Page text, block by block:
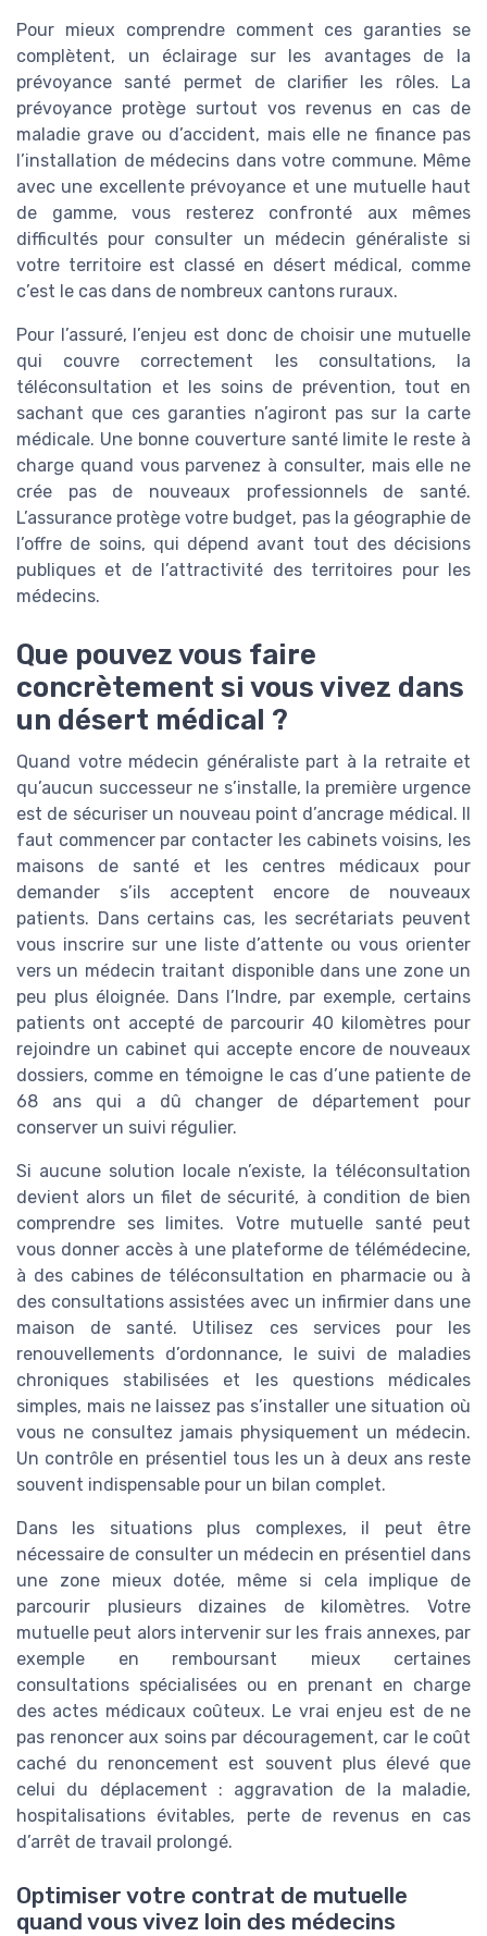
Pour mieux comprendre comment ces garanties se
complètent, un éclairage sur les avantages de la
prévoyance santé permet de clarifier les rôles. La
prévoyance protège surtout vos revenus en cas de
maladie grave ou d’accident, mais elle ne finance pas
l’installation de médecins dans votre commune. Même
avec une excellente prévoyance et une mutuelle haut
de gamme, vous resterez confronté aux mêmes
difficultés pour consulter un médecin généraliste si
votre territoire est classé en désert médical, comme
c’est le cas dans de nombreux cantons ruraux.
Pour l’assuré, l’enjeu est donc de choisir une mutuelle
qui couvre correctement les consultations, la
téléconsultation et les soins de prévention, tout en
sachant que ces garanties n’agiront pas sur la carte
médicale. Une bonne couverture santé limite le reste à
charge quand vous parvenez à consulter, mais elle ne
crée pas de nouveaux professionnels de santé.
L’assurance protège votre budget, pas la géographie de
l’offre de soins, qui dépend avant tout des décisions
publiques et de l’attractivité des territoires pour les
médecins.
Que pouvez vous faire
concrètement si vous vivez dans
un désert médical ?
Quand votre médecin généraliste part à la retraite et
qu’aucun successeur ne s’installe, la première urgence
est de sécuriser un nouveau point d’ancrage médical. Il
faut commencer par contacter les cabinets voisins, les
maisons de santé et les centres médicaux pour
demander s’ils acceptent encore de nouveaux
patients. Dans certains cas, les secrétariats peuvent
vous inscrire sur une liste d’attente ou vous orienter
vers un médecin traitant disponible dans une zone un
peu plus éloignée. Dans l’Indre, par exemple, certains
patients ont accepté de parcourir 40 kilomètres pour
rejoindre un cabinet qui accepte encore de nouveaux
dossiers, comme en témoigne le cas d’une patiente de
68 ans qui a dû changer de département pour
conserver un suivi régulier.
Si aucune solution locale n’existe, la téléconsultation
devient alors un filet de sécurité, à condition de bien
comprendre ses limites. Votre mutuelle santé peut
vous donner accès à une plateforme de télémédecine,
à des cabines de téléconsultation en pharmacie ou à
des consultations assistées avec un infirmier dans une
maison de santé. Utilisez ces services pour les
renouvellements d’ordonnance, le suivi de maladies
chroniques stabilisées et les questions médicales
simples, mais ne laissez pas s’installer une situation où
vous ne consultez jamais physiquement un médecin.
Un contrôle en présentiel tous les un à deux ans reste
souvent indispensable pour un bilan complet.
Dans les situations plus complexes, il peut être
nécessaire de consulter un médecin en présentiel dans
une zone mieux dotée, même si cela implique de
parcourir plusieurs dizaines de kilomètres. Votre
mutuelle peut alors intervenir sur les frais annexes, par
exemple en remboursant mieux certaines
consultations spécialisées ou en prenant en charge
des actes médicaux coûteux. Le vrai enjeu est de ne
pas renoncer aux soins par découragement, car le coût
caché du renoncement est souvent plus élevé que
celui du déplacement : aggravation de la maladie,
hospitalisations évitables, perte de revenus en cas
d’arrêt de travail prolongé.
Optimiser votre contrat de mutuelle
quand vous vivez loin des médecins